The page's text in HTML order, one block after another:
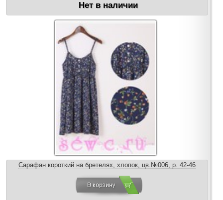
Нет в наличии
Сарафан короткий на бретелях, хлопок, цв.№006, р. 42-46